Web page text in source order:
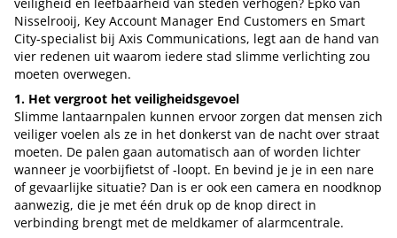
veiligheid en leefbaarheid van steden verhogen? Epko van
Nisselrooij, Key Account Manager End Customers en Smart
City-specialist bij Axis Communications, legt aan de hand van
vier redenen uit waarom iedere stad slimme verlichting zou
moeten overwegen.
1. Het vergroot het veiligheidsgevoel
Slimme lantaarnpalen kunnen ervoor zorgen dat mensen zich
veiliger voelen als ze in het donkerst van de nacht over straat
moeten. De palen gaan automatisch aan of worden lichter
wanneer je voorbijfietst of -loopt. En bevind je je in een nare
of gevaarlijke situatie? Dan is er ook een camera en noodknop
aanwezig, die je met één druk op de knop direct in
verbinding brengt met de meldkamer of alarmcentrale.